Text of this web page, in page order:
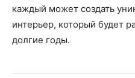
каждый может создать
интерьер, который будет
долгие годы.